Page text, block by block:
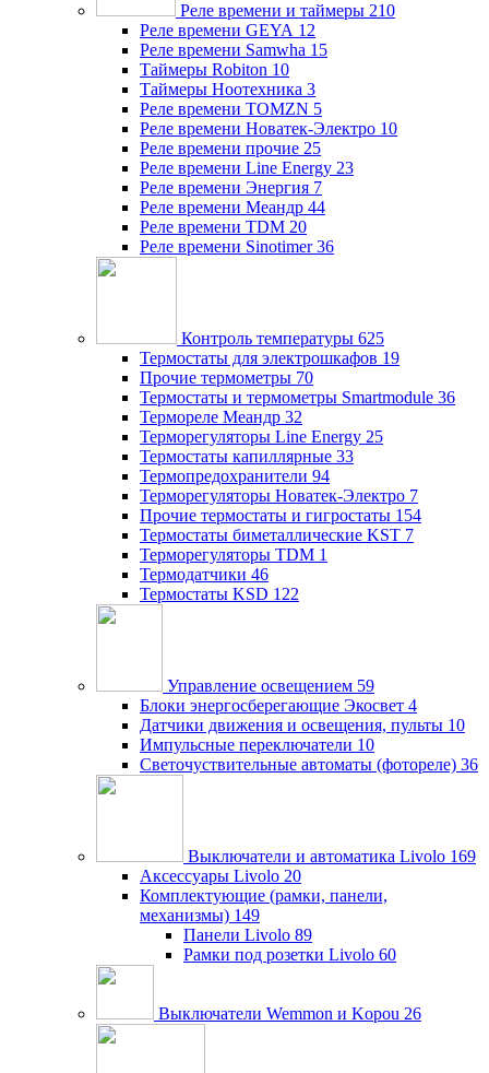
Реле времени и таймеры 210
Реле времени GEYA 12
Реле времени Samwha 15
Таймеры Robiton 10
Таймеры Ноотехника 3
Реле времени TOMZN 5
Реле времени Новатек-Электро 10
Реле времени прочие 25
Реле времени Line Energy 23
Реле времени Энергия 7
Реле времени Меандр 44
Реле времени TDM 20
Реле времени Sinotimer 36
Контроль температуры 625
Термостаты для электрошкафов 19
Прочие термометры 70
Термостаты и термометры Smartmodule 36
Термореле Меандр 32
Терморегуляторы Line Energy 25
Термостаты капиллярные 33
Термопредохранители 94
Терморегуляторы Новатек-Электро 7
Прочие термостаты и гигростаты 154
Термостаты биметаллические KST 7
Терморегуляторы TDM 1
Термодатчики 46
Термостаты KSD 122
Управление освещением 59
Блоки энергосберегающие Экосвет 4
Датчики движения и освещения, пульты 10
Импульсные переключатели 10
Светочуствительные автоматы (фотореле) 36
Выключатели и автоматика Livolo 169
Аксессуары Livolo 20
Комплектующие (рамки, панели,
механизмы) 149
Панели Livolo 89
Рамки под розетки Livolo 60
Выключатели Wemmon и Kopou 26